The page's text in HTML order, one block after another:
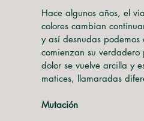
Hace algunos años, el
colores cambian
y así desnudas
comienzan su
dolor se vuelve arcilla y
matices, llamaradas
Mutación